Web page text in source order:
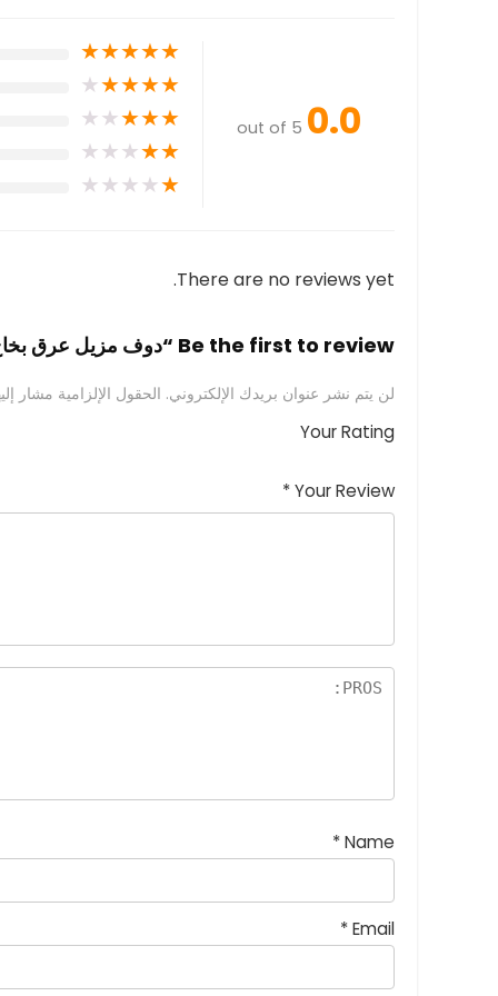
0.0
out of 5
★
★
★
★
★
★
★
★
★
★
★
★
★
★
★
★
★
★
★
★
★
★
★
★
★
There are no reviews yet.
Be the first to review “دوف مزيل عرق بخاخ 150 مل باودر سوفت”
لن يتم نشر عنوان بريدك الإلكتروني. الحقول الإلزامية مشار
Your Rating
Your Review
*
Name
*
Email
*